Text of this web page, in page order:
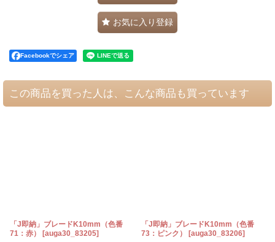
お気に入り登録
Facebookでシェア
この商品を買った人は、こんな商品も買っています
「J即納」ブレードK10mm（色番
71：赤）
[auga30_83205]
「J即納」ブレードK10mm（色番
73：ピンク）
[auga30_83206]